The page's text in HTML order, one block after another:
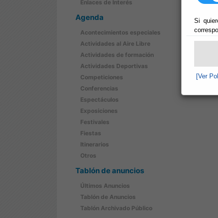
Si
[Ver
Enlaces de Interés
Agenda
Acontecimientos especiales
Actividades al Aire Libre
Actividades de formación
Actividades Deportivas
Competiciones
Conferencias
Espectáculos
Exposiciones
Festivales
Fiestas
Itinerarios
Otros
Tablón de anuncios
Últimos Anuncios
Tablón de Anuncios
Tablón Archivado Público